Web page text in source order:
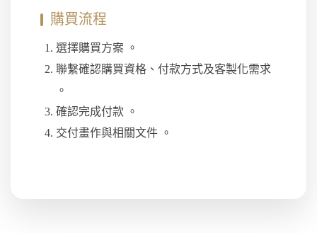
購買流程
選擇購買方案 。
聯繫確認購買資格、付款方式及客製化需求
。
確認完成付款 。
交付畫作與相關文件 。